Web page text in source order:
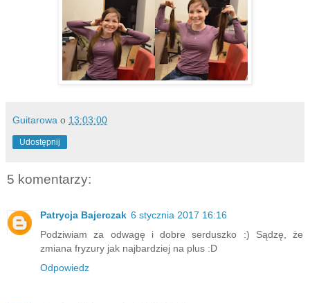
Guitarowa o 13:03:00
Udostępnij
5 komentarzy:
Patrycja Bajerczak 6 stycznia 2017 16:16
Podziwiam za odwagę i dobre serduszko :) Sądzę, że
zmiana fryzury jak najbardziej na plus :D
Odpowiedz